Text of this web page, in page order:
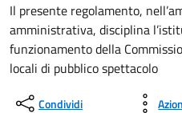
Il presente regolamento,
amministrativa, disciplina
funzionamento della
locali di pubblico spettacolo
Condividi